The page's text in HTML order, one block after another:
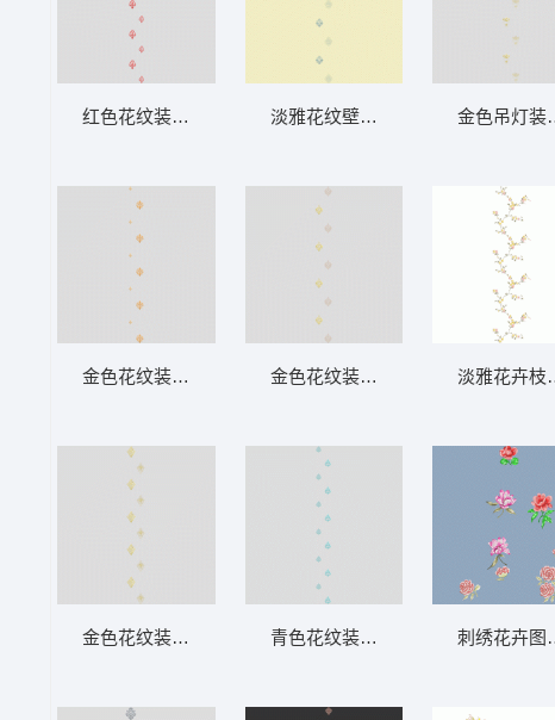
红色花纹装饰图案 软装 装饰 窗帘
金色花纹装饰图案 软装 装饰 窗帘
金色花纹装饰图案 软装 装饰 窗帘
淡雅花纹壁纸图案 软装 装饰 窗帘
金色花纹装饰图案 软装 装饰 窗帘
青色花纹装饰图案 软装 装饰 窗帘
金色吊灯装
淡雅花卉枝
刺绣花卉图